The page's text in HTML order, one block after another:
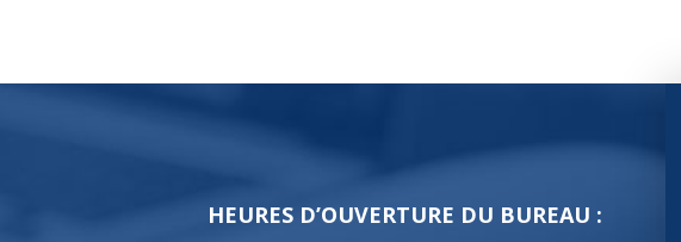
HEURES D’OUVERTURE DU BUREAU :